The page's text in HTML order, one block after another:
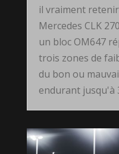
il vraiment
Mercedes CLK
un bloc OM647
trois zones de
du bon ou
endurant jusqu'à